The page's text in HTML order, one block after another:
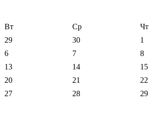
Вт Ср
Чт
29 30
1
6 7
8
13 14
15
20 21
22
27 28 29